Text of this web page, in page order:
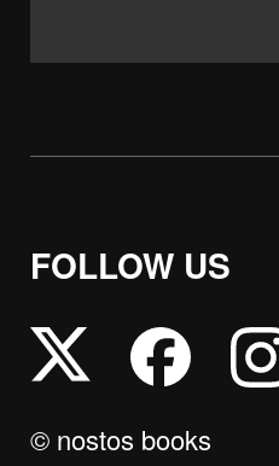
FOLLOW US
© nostos books